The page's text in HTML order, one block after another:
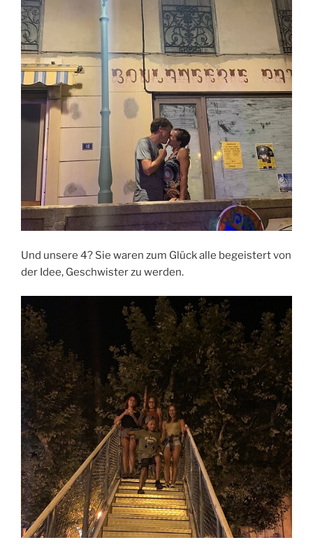
Und unsere 4? Sie waren zum Glück alle begeistert von
der Idee, Geschwister zu werden.